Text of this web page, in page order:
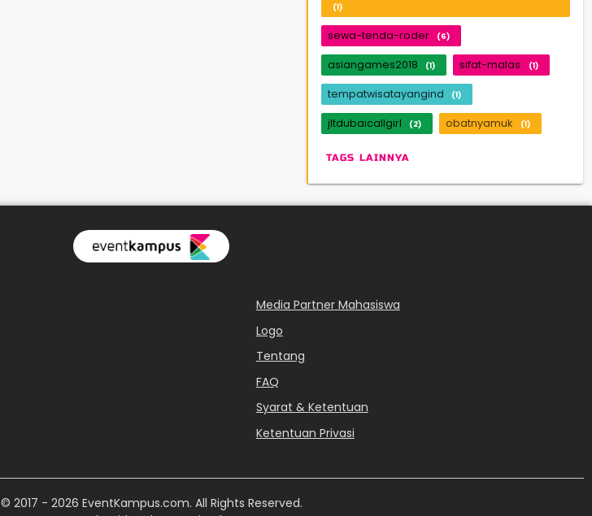
(1)
sewa-tenda-roder (6)
asiangames2018 (1) sifat-malas (1)
tempatwisatayangind (1)
jltdubaicallgirl (2) obatnyamuk (1)
TAGS LAINNYA
Media Partner Mahasiswa
Logo
Tentang
FAQ
Syarat & Ketentuan
Ketentuan Privasi
© 2017 - 2026 EventKampus.com. All Rights Reserved.